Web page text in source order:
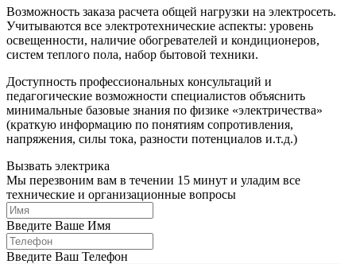
Возможность заказа расчета общей нагрузки на электросеть.
Учитываются все электротехнические аспекты: уровень
освещенности, наличие обогревателей и кондиционеров,
систем теплого пола, набор бытовой техники.
Доступность профессиональных консультаций и
педагогические возможности специалистов объяснить
минимальные базовые знания по физике «электричества»
(краткую информацию по понятиям сопротивления,
напряжения, силы тока, разности потенциалов и.т.д.)
Вызвать электрика
Мы перезвоним вам в течении 15 минут и уладим все
технические и организационные вопросы
Введите Ваше Имя
Введите Ваш Телефон